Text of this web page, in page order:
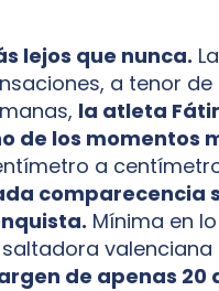
lejos que nunca.
a tenor
la atleta
de los momentos
a
comparecencia
Mínima en
saltadora
de apenas 20